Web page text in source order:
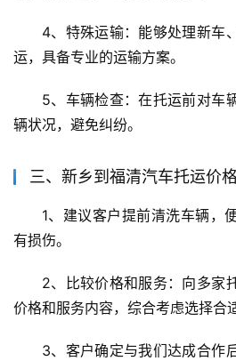
4、特殊运输：能够处理新车
运，具备专业的运输方案。
5、车辆检查：在托运前对车
辆状况，避免纠纷。
三、新乡到福清汽车托运价
1、建议客户提前清洗车辆，
有损伤。
2、比较价格和服务：向多家
价格和服务内容，综合考虑选择合
3、客户确定与我们达成合作